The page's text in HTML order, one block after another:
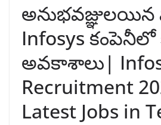
Infosys కంపెనీలో
అవకాశాలు|
Recruitment
Latest Jobs in